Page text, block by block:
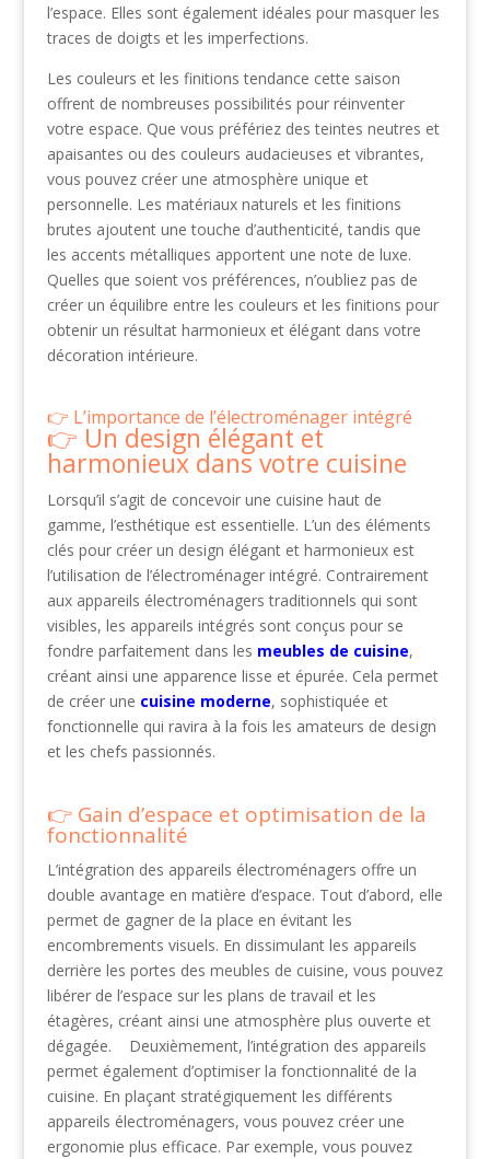
l’espace. Elles sont également idéales pour masquer les
traces de doigts et les imperfections.
Les couleurs et les finitions tendance cette saison
offrent de nombreuses possibilités pour réinventer
votre espace. Que vous préfériez des teintes neutres et
apaisantes ou des couleurs audacieuses et vibrantes,
vous pouvez créer une atmosphère unique et
personnelle. Les matériaux naturels et les finitions
brutes ajoutent une touche d’authenticité, tandis que
les accents métalliques apportent une note de luxe.
Quelles que soient vos préférences, n’oubliez pas de
créer un équilibre entre les couleurs et les finitions pour
obtenir un résultat harmonieux et élégant dans votre
décoration intérieure.
L’importance de l’électroménager intégré
Un design élégant et
harmonieux dans votre cuisine
Lorsqu’il s’agit de concevoir une cuisine haut de
gamme, l’esthétique est essentielle. L’un des éléments
clés pour créer un design élégant et harmonieux est
l’utilisation de l’électroménager intégré. Contrairement
aux appareils électroménagers traditionnels qui sont
visibles, les appareils intégrés sont conçus pour se
fondre parfaitement dans les meubles de cuisine,
créant ainsi une apparence lisse et épurée. Cela permet
de créer une cuisine moderne, sophistiquée et
fonctionnelle qui ravira à la fois les amateurs de design
et les chefs passionnés.
Gain d’espace et optimisation de la
fonctionnalité
L’intégration des appareils électroménagers offre un
double avantage en matière d’espace. Tout d’abord, elle
permet de gagner de la place en évitant les
encombrements visuels. En dissimulant les appareils
derrière les portes des meubles de cuisine, vous pouvez
libérer de l’espace sur les plans de travail et les
étagères, créant ainsi une atmosphère plus ouverte et
dégagée. Deuxièmement, l’intégration des appareils
permet également d’optimiser la fonctionnalité de la
cuisine. En plaçant stratégiquement les différents
appareils électroménagers, vous pouvez créer une
ergonomie plus efficace. Par exemple, vous pouvez